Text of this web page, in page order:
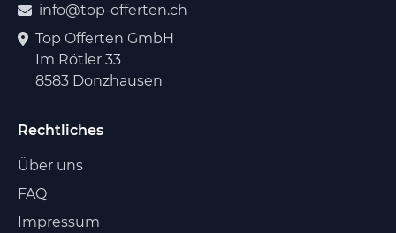
info@top-offerten.ch
Top Offerten GmbH
Im Rötler 33
8583 Donzhausen
Rechtliches
Über uns
FAQ
Impressum